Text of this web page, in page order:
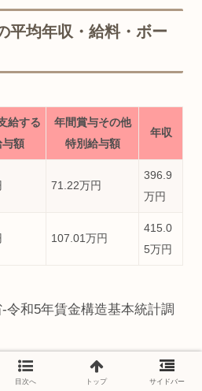
平均年収・給料・ボー
給する
与額
年間賞与その他
特別給与額
年収
71.22万円
396.9
万円
107.01万円
415.0
5万円
和5年賃金構造基本統計調
toukei/itiran/roudou/chingin/ko
目次へ トップ サイドバー